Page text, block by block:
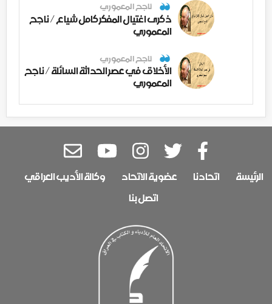
ناجح المعموري
ذكرى اغتيال المفكر كامل شياع / ناجح
المعموري
ناجح المعموري
الأخلاق في عصر الحداثة السائلة / ناجح
المعموري
الرئيسة اتحادنا عضوية الاتحاد
وكالة الأديب العراقي
اتصل بنا